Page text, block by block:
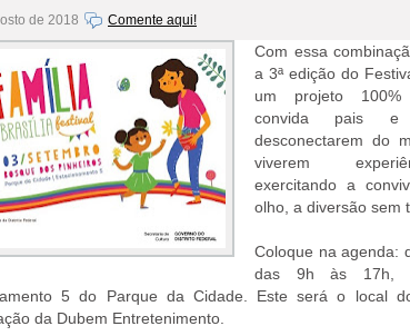
de 2018 Comente aqui!
Com essa
a 3ª edição do
um projeto 100%
convida pais
desconectarem do
viverem
exercitando a
olho, a diversão sem
Coloque na agenda:
das 9h às 17h,
5 do Parque da Cidade. Este será o local
da Dubem Entretenimento.